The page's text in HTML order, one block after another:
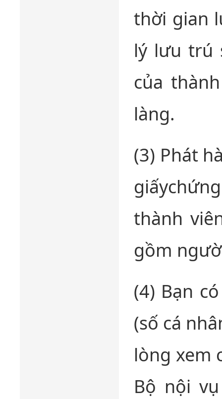
thời gian
lý lưu trú
của
làng.
(3) Phát
thành
gồm
(4) Bạn
(số cá
lòng xem
Bộ nội